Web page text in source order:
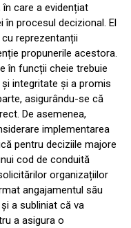
care a evidențiat
în procesul decizional. El
reprezentanții
propunerile acestora.
în funcții cheie trebuie
integritate și a promis
asigurându-se că
De asemenea,
implementarea
pentru deciziile majore
cod de conduită
organizațiilor
angajamentul său
a subliniat că va
a asigura o